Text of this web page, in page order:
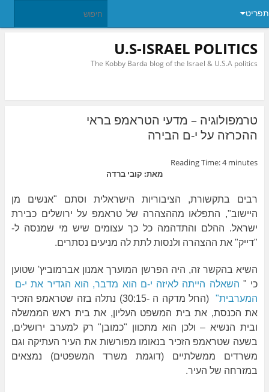
תפריט
U.S-ISRAEL POLITICS
The Kobby Barda blog of the Israel & U.S.A politics
טרמפולוגיה – מדעי הטראמפ בראי
ההכרזה על י-ם הבירה
Reading Time:4 minutes
מאת: קובי ברדה
רבים בתקשורת, הציבוריות הישראלית וסתם "אנשים מן
היישוב", התפלאו מההצהרה של טראמפ על ירושלים כבירת
ישראל. ההלם והתדהמה כל כך עצומים שיש מי שמנסה ל-
"דייק" את ההצהרה ולנסות לתת לה מניעים נסתרים.
השיא בהקשר זה, היה הפרשן המוערך אמנון אברמוביץ' שטוען
כי " השאלה הייתה לאיזה י-ם הוא מדבר, הוא הגדיר את י-ם
המערבית"
(החל מדקה ה -30:15) נתלה בזה שטראמפ הזכיר
את הכנסת, את בית המשפט העליון, את בית ראש הממשלה
ובית הנשיא – ולכן הוא מתכוון "כמובן" רק למערב ירושלים,
בשעה שטראמפ הזכיר בנאומו מפורשות את העיר העתיקה וגם
משרדים ממשלתיים (דוגמת משרד המשפטים) נמצאים
במזרחה של העיר.